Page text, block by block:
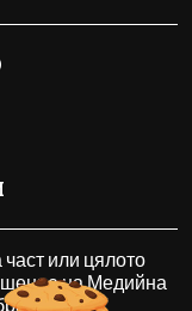
или цялото
на Медийна